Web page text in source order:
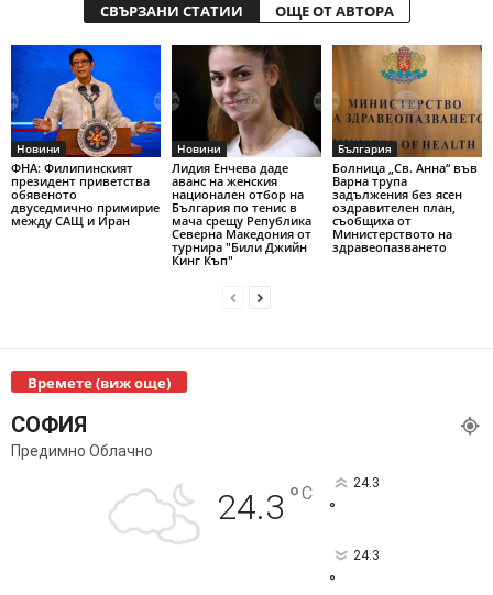
СВЪРЗАНИ СТАТИИ ОЩЕ ОТ АВТОРА
Новини
ФНА: Филипинският
президент приветства
обявеното
двуседмично примирие
между САЩ и Иран
Новини
Лидия Енчева даде
аванс на женския
национален отбор на
България по тенис в
мача срещу Република
Северна Македония от
турнира "Били Джийн
Кинг Къп"
България
Болница „Св. Анна“ във
Варна трупа
задължения без ясен
оздравителен план,
съобщиха от
Министерството на
здравеопазването
Времете (виж още)
СОФИЯ
Предимно Облачно
24.3 °C 24.3
°
24.3
°